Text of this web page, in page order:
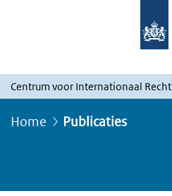
Centrum voor Internationaal Recht
Home Publicaties